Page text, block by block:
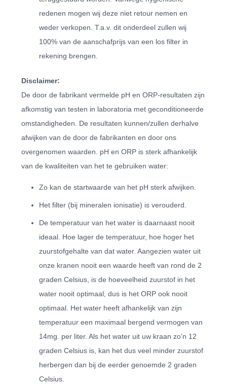
redenen mogen wij deze niet retour nemen en
weder verkopen. T.a.v. dit onderdeel zullen wij
100% van de aanschafprijs van een los filter in
rekening brengen.
Disclaimer:
De door de fabrikant vermelde pH en ORP-resultaten zijn
afkomstig van testen in laboratoria met geconditioneerde
omstandigheden. De resultaten kunnen/zullen derhalve
afwijken van de door de fabrikanten en door ons
overgenomen waarden. pH en ORP is sterk afhankelijk
van de kwaliteiten van het te gebruiken water:
Zo kan de startwaarde van het pH sterk afwijken.
Het filter (bij mineralen ionisatie) is verouderd.
De temperatuur van het water is daarnaast nooit
ideaal. Hoe lager de temperatuur, hoe hoger het
zuurstofgehalte van dat water. Aangezien water uit
onze kranen nooit een waarde heeft van rond de 2
graden Celsius, is de hoeveelheid zuurstof in het
water nooit optimaal, dus is het ORP ook nooit
optimaal. Het water heeft afhankelijk van zijn
temperatuur een maximaal bergend vermogen van
14mg. per liter. Als het water uit uw kraan zo’n 12
graden Celsius is, kan het dus veel minder zuurstof
herbergen dan bij de eerder genoemde 2 graden
Celsius.